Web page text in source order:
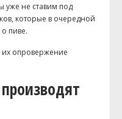
уже не ставим под
которые в очередной
пиве.
опровержение